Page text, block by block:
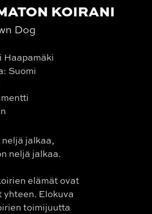
KOIRANI
Dog
Haapamäki
Suomi
jalkaa,
neljä jalkaa.
elämät ovat
Elokuva
toimijuutta